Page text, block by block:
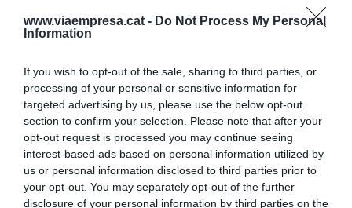
www.viaempresa.cat - Do Not Process My Personal
Information
If you wish to opt-out of the sale, sharing to third parties, or
processing of your personal or sensitive information for
targeted advertising by us, please use the below opt-out
section to confirm your selection. Please note that after your
opt-out request is processed you may continue seeing
interest-based ads based on personal information utilized by
us or personal information disclosed to third parties prior to
your opt-out. You may separately opt-out of the further
disclosure of your personal information by third parties on the
Col·legi proveint de serveis de qualitat tant als
despatxos professionals com també als
sectorial i de perfils professionals–, als que
exerceixen la professió com a autònoms, als que
estan al servei de les administracions públiques, a
l’ensenyament o a la prestació de serveis”,
afegeix.